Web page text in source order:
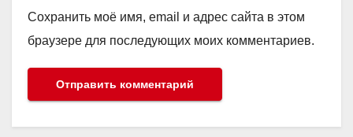
Сохранить моё имя, email и адрес сайта в этом
браузере для последующих моих комментариев.